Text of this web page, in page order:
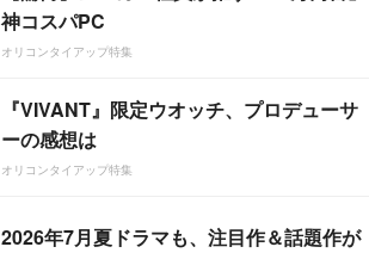
神コスパPC
オリコンタイアップ特集
『VIVANT』限定ウオッチ、プロデューサ
ーの感想は
オリコンタイアップ特集
2026年7月夏ドラマも、注目作＆話題作が